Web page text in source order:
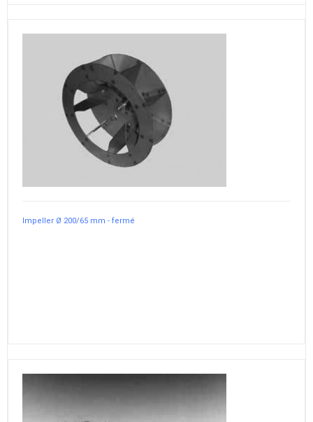
Impeller Ø 200/65 mm - fermé